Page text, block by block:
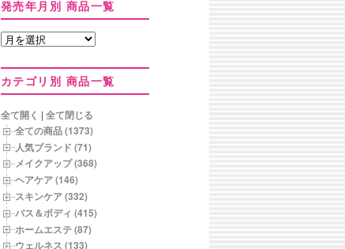
発売年月別 商品一覧
発
年
月
別
商
品
一
覧
カテゴリ別 商品一覧
全て開く | 全て閉じる
全ての商品 (1373)
人気ブランド (71)
メイクアップ (368)
ヘアケア (146)
スキンケア (332)
バス＆ボディ (415)
ホームエステ (87)
ウェルネス (133)